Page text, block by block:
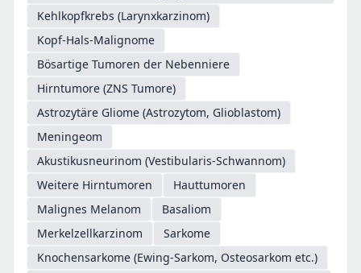
Kehlkopfkrebs (Larynxkarzinom)
Kopf-Hals-Malignome
Bösartige Tumoren der Nebenniere
Hirntumore (ZNS Tumore)
Astrozytäre Gliome (Astrozytom, Glioblastom)
Meningeom
Akustikusneurinom (Vestibularis-Schwannom)
Weitere Hirntumoren
Hauttumoren
Malignes Melanom
Basaliom
Merkelzellkarzinom
Sarkome
Knochensarkome (Ewing-Sarkom, Osteosarkom etc.)